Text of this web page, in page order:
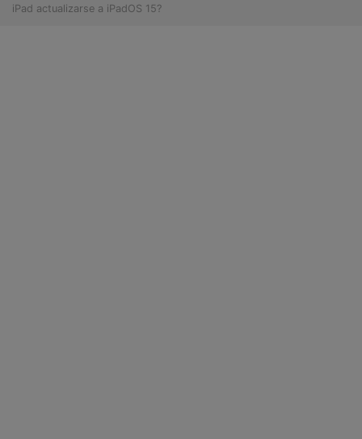
iPad actualizarse a iPadOS 15?